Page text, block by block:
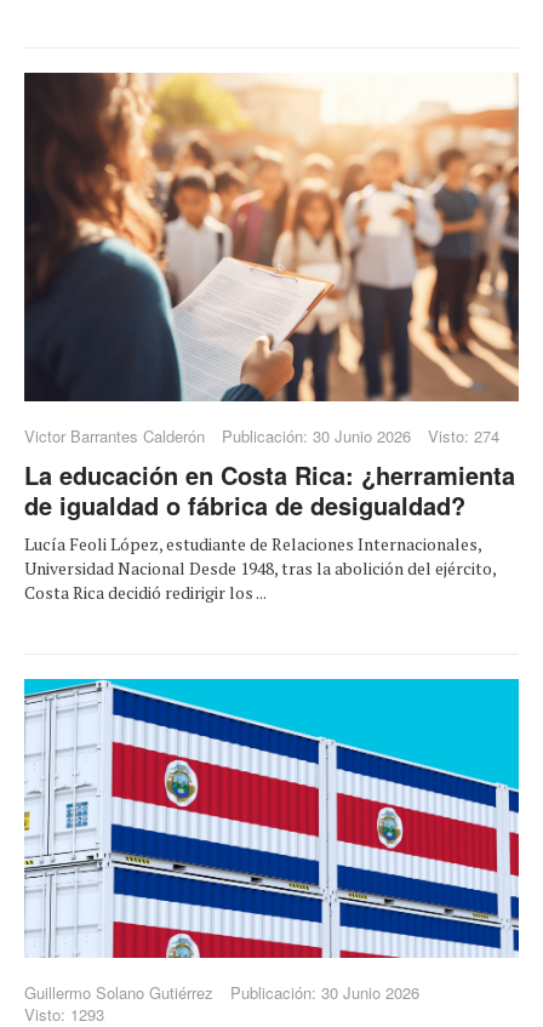
Victor Barrantes Calderón Publicación: 30 Junio 2026 Visto: 274
La educación en Costa Rica: ¿herramienta
de igualdad o fábrica de desigualdad?
Lucía Feoli López, estudiante de Relaciones Internacionales,
Universidad Nacional Desde 1948, tras la abolición del ejército,
Costa Rica decidió redirigir los ...
Guillermo Solano Gutiérrez
Publicación: 30 Junio 2026
Visto: 1293